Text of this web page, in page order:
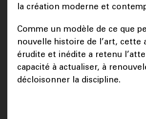
la création moderne et
Comme un modèle de ce que
nouvelle histoire de l’art, cette
érudite et inédite a retenu
capacité à actualiser, à
décloisonner la discipline.